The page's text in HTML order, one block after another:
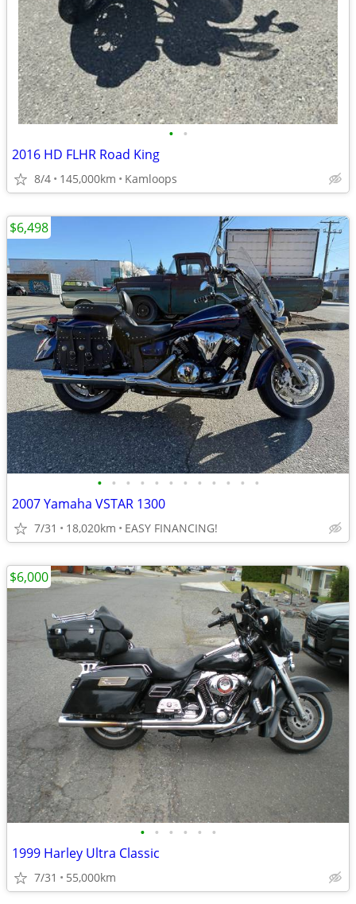
• •
2016 HD FLHR Road King
8/4 145,000km Kamloops
• • • • • • • • • • • •
2007 Yamaha VSTAR 1300
7/31 18,020km EASY FINANCING!
$6,498
• • • • • •
1999 Harley Ultra Classic
7/31 55,000km
$6,000